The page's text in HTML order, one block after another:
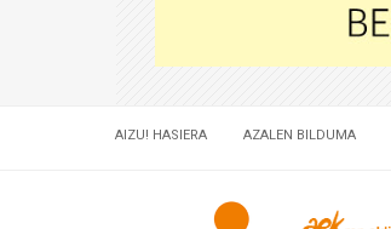
AIZU! HASIERA AZALEN BILDUMA